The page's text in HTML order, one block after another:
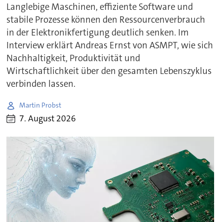
Langlebige Maschinen, effiziente Software und
stabile Prozesse können den Ressourcenverbrauch
in der Elektronikfertigung deutlich senken. Im
Interview erklärt Andreas Ernst von ASMPT, wie sich
Nachhaltigkeit, Produktivität und
Wirtschaftlichkeit über den gesamten Lebenszyklus
verbinden lassen.
Martin Probst
7. August 2026